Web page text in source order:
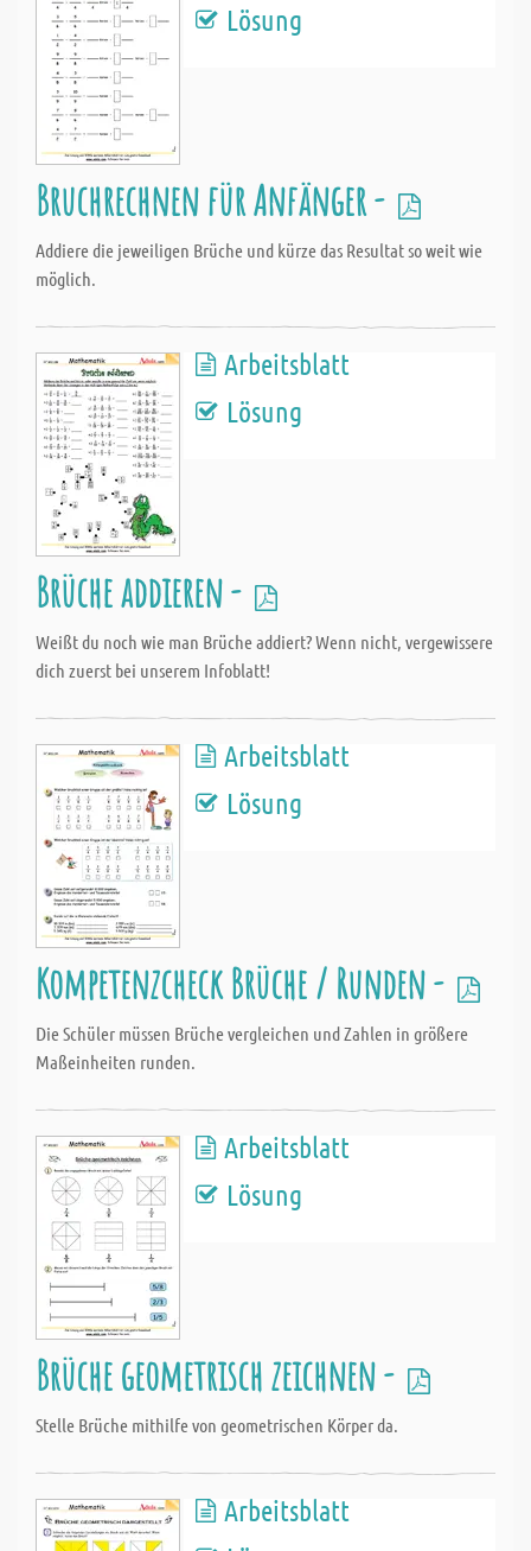
Lösung
Bruchrechnen für Anfänger -
Addiere die jeweiligen Brüche und kürze das Resultat so weit wie
möglich.
Arbeitsblatt
Lösung
Brüche addieren -
Weißt du noch wie man Brüche addiert? Wenn nicht, vergewissere
dich zuerst bei unserem Infoblatt!
Arbeitsblatt
Lösung
Kompetenzcheck Brüche / Runden -
Die Schüler müssen Brüche vergleichen und Zahlen in größere
Maßeinheiten runden.
Arbeitsblatt
Lösung
Brüche geometrisch zeichnen -
Stelle Brüche mithilfe von geometrischen Körper da.
Arbeitsblatt